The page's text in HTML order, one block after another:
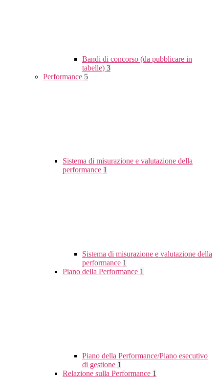
Bandi di concorso (da pubblicare in
tabelle) 3
Performance 5
Sistema di misurazione e valutazione della
performance 1
Sistema di misurazione e valutazione della
performance 1
Piano della Performance 1
Piano della Performance/Piano esecutivo
di gestione 1
Relazione sulla Performance 1